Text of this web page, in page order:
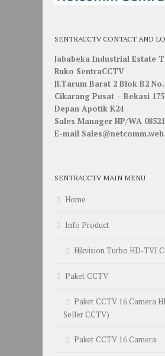
SENTRACCTV CONTACT AND
Jababeka Industrial Estate
Ruko SentraCCTV
Jl.Tarum Barat 2 Blok B2
Cikarang Pusat – Bekasi
Depan Apotik K24
Sales Manager HP/WA
E-mail
SENTRACCTV MAIN MENU
Home
Info Product
Hikvision Turbo HD-TVI
Paket CCTV
Paket CCTV 16 Camera
Seller CCTV)
Paket CCTV 16 Camera